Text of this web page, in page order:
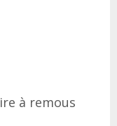
à remous